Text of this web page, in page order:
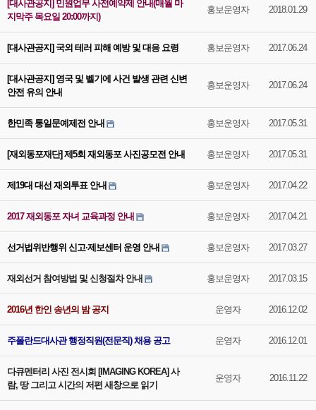
[대사관공지] 민원업무 사전예약제 안내(매월 마
지막주 목요일 20:00까지)
홍보운영자 2018.01.29
[대사관공지] 국외 테러 피해 예방 및 대응 요령 홍보운영자 2017.06.24
[대사관공지] 영국 및 벨기에 사건 발생 관련 신변
안전 유의 안내
홍보운영자 2017.06.24
한민족 통일문예제전 안내 홍보운영자 2017.05.31
[재외동포재단] 제5회 재외동포 사진공모전 안내 홍보운영자 2017.05.31
제19대 대선 재외투표 안내 홍보운영자 2017.04.22
2017 재외동포 자녀 교육과정 안내 홍보운영자 2017.04.21
선거법위반행위 신고·제보센터 운영 안내 홍보운영자 2017.03.27
재외선거 참여방법 및 신청절차 안내 홍보운영자 2017.03.15
2016년 한인 송년의 밤 공지 운영자 2016.12.02
주폴란드대사관 행정직원(전문직) 채용 공고 운영자 2016.12.01
다큐멘터리 사진 전시회 [IMAGING KOREA] 사
람, 땅 그리고 시간의 저편 새창으로 읽기
운영자 2016.11.22